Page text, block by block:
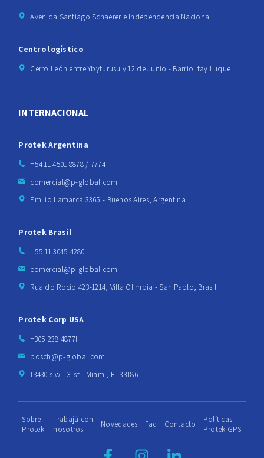
Avenida Santiago Schaerer e Independencia Nacional
Centro logístico
Cerro León entre Ybyturusu y 12 de Junio - Barrio Itay Luque
INTERNACIONAL
Protek Argentina
+54 11 4501 8878 / 7774
comercial@p-global.com
Emilio Lamarca 3365 - Buenos Aires, Argentina
Protek Brasil
+55 11 3045 4280
comercial@p-global.com
Rua do Rocio 423-1214, Villa Olimpia - San Pablo, Brasil
Protek Corp USA
+305 238 4877l
bosch@p-global.com
13430 s.w. 131st - Miami, FL 33186
Sobre
Protek
Trabajá con
nosotros
Novedades Faq Contacto
Políticas
Protek GPS